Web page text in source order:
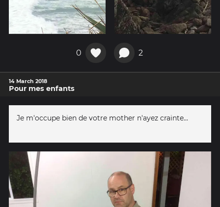
0 2
14 March 2018
Pour mes enfants
Je m'occupe bien de votre mother n'ayez crainte...